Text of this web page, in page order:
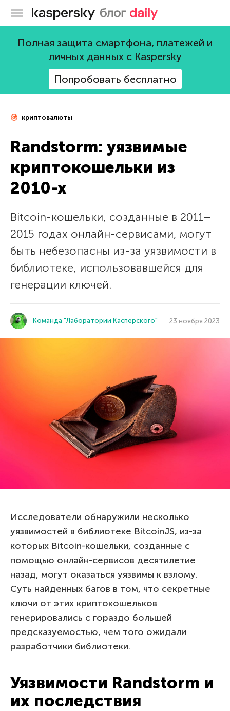
Блог Касперского
Полная защита смартфона, платежей и
личных данных с Kaspersky
Попробовать бесплатно
криптовалюты
Randstorm: уязвимые
криптокошельки из
2010-х
Bitcoin-кошельки, созданные в 2011–
2015 годах онлайн-сервисами, могут
быть небезопасны из-за уязвимости в
библиотеке, использовавшейся для
генерации ключей.
Команда "Лаборатории Касперского" 23 ноября 2023
Исследователи обнаружили несколько
уязвимостей в библиотеке BitcoinJS, из-за
которых Bitcoin-кошельки, созданные с
помощью онлайн-сервисов десятилетие
назад, могут оказаться уязвимы к взлому.
Суть найденных багов в том, что секретные
ключи от этих криптокошельков
генерировались с гораздо большей
предсказуемостью, чем того ожидали
разработчики библиотеки.
Уязвимости Randstorm и
их последствия